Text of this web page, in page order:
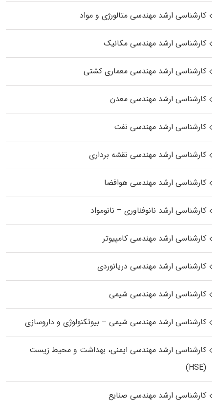
کارشناسی ارشد مهندسی متالورژی و مواد
کارشناسی ارشد مهندسی مکانیک
کارشناسی ارشد مهندسی معماری کشتی
کارشناسی ارشد مهندسی معدن
کارشناسی ارشد مهندسی نفت
کارشناسی ارشد مهندسی نقشه برداری
کارشناسی ارشد مهندسی هوافضا
کارشناسی ارشد نانوفناوری – نانومواد
کارشناسی ارشد مهندسی کامپیوتر
کارشناسی ارشد مهندسی دریانوردی
کارشناسی ارشد مهندسی شیمی
کارشناسی ارشد مهندسی شیمی – بیوتکنولوژی و داروسازی
کارشناسی ارشد مهندسی ایمنی، بهداشت و محیط زیست
(HSE)
کارشناسی ارشد مهندسی صنایع